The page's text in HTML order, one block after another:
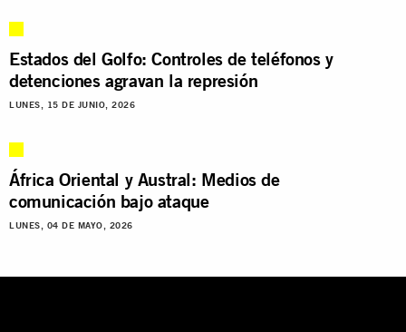
Estados del Golfo: Controles de teléfonos y
detenciones agravan la represión
LUNES, 15 DE JUNIO, 2026
África Oriental y Austral: Medios de
comunicación bajo ataque
LUNES, 04 DE MAYO, 2026